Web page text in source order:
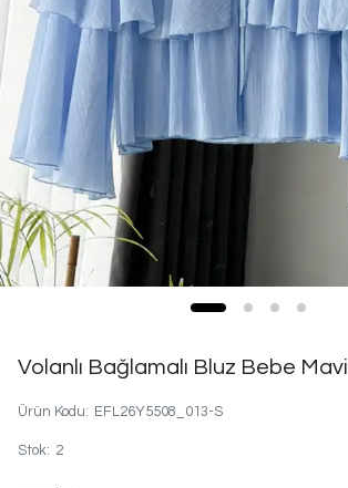
Volanlı Bağlamalı Bluz Bebe Mavi
Ürün Kodu: EFL26Y5508_013-S
Stok: 2